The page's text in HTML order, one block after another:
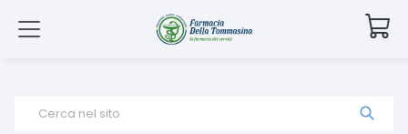
Cerca nel sito